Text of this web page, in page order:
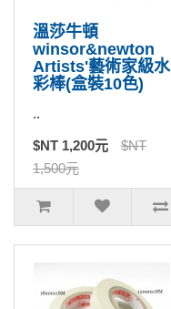
溫莎牛頓
winsor&newton
Artists'藝術家級水
彩棒(盒裝10色)
..
$NT 1,200元
$NT
1,500元